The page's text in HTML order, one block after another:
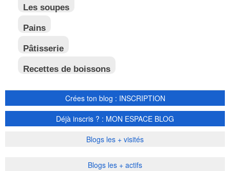
Les soupes
Pains
Pâtisserie
Recettes de boissons
Crées ton blog : INSCRIPTION
Déjà inscris ? : MON ESPACE BLOG
Blogs les + visités
Blogs les + actifs